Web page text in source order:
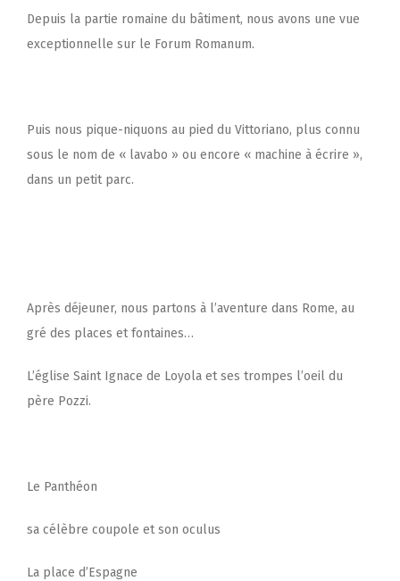
Depuis la partie romaine du bâtiment, nous avons une vue
exceptionnelle sur le Forum Romanum.
Puis nous pique-niquons au pied du Vittoriano, plus connu
sous le nom de « lavabo » ou encore « machine à écrire »,
dans un petit parc.
Après déjeuner, nous partons à l’aventure dans Rome, au
gré des places et fontaines…
L’église Saint Ignace de Loyola et ses trompes l’oeil du
père Pozzi.
Le Panthéon
sa célèbre coupole et son oculus
La place d’Espagne